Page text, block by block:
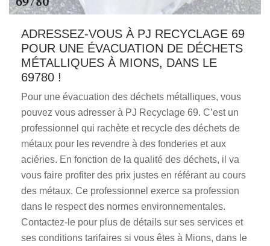
ADRESSEZ-VOUS À PJ RECYCLAGE 69
POUR UNE ÉVACUATION DE DÉCHETS
MÉTALLIQUES À MIONS, DANS LE
69780 !
Pour une évacuation des déchets métalliques, vous
pouvez vous adresser à PJ Recyclage 69. C’est un
professionnel qui rachète et recycle des déchets de
métaux pour les revendre à des fonderies et aux
aciéries. En fonction de la qualité des déchets, il va
vous faire profiter des prix justes en référant au cours
des métaux. Ce professionnel exerce sa profession
dans le respect des normes environnementales.
Contactez-le pour plus de détails sur ses services et
ses conditions tarifaires si vous êtes à Mions, dans le